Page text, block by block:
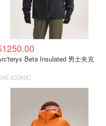
Beta Insulated 男士夹克
ICONIC